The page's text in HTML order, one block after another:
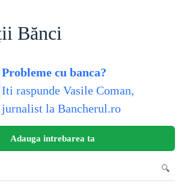
Bănci
Probleme cu banca?
Iti raspunde Vasile Coman,
jurnalist la Bancherul.ro
Adauga intrebarea ta
🔍